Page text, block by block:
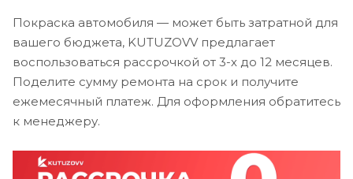
Покраска автомобиля — может быть затратной для
вашего бюджета, KUTUZOVV предлагает
воспользоваться рассрочкой от 3-х до 12 месяцев.
Поделите сумму ремонта на срок и получите
ежемесячный платеж. Для оформления обратитесь
к менеджеру.